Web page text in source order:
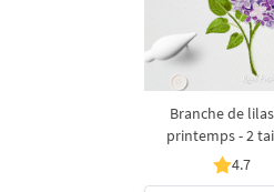
Branche de
printemps - 2
4.7